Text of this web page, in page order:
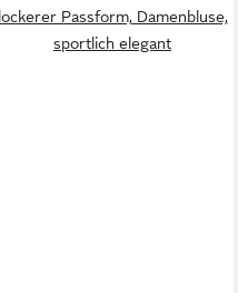
lockerer Passform, Damenbluse,
sportlich elegant